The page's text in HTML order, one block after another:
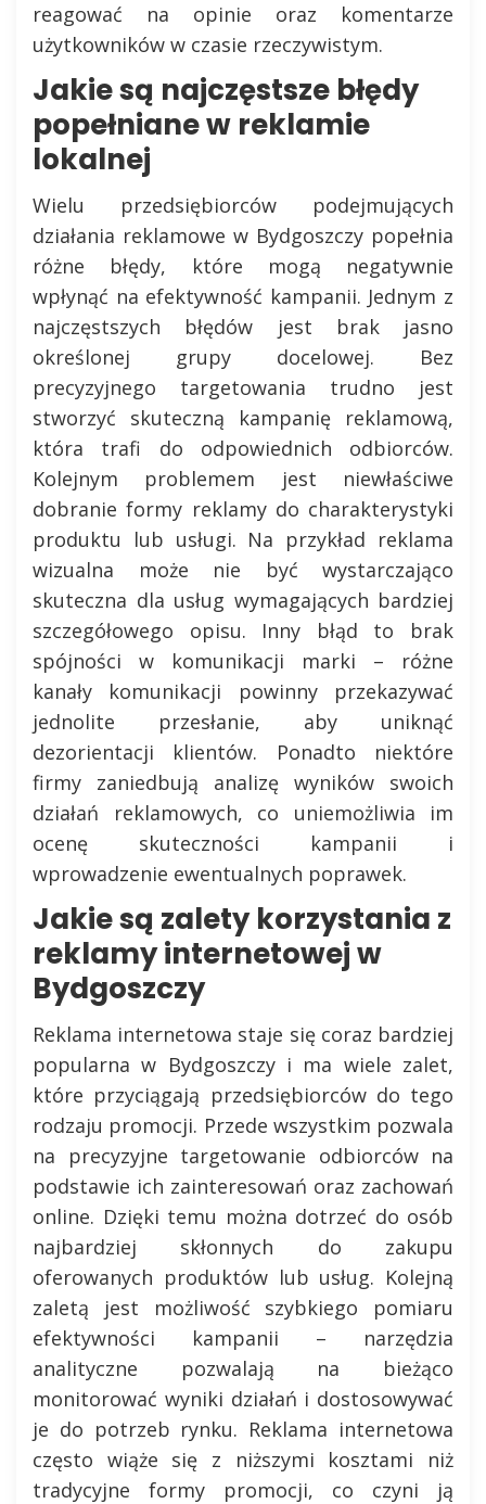
reagować na opinie oraz komentarze
użytkowników w czasie rzeczywistym.
Jakie są najczęstsze błędy
popełniane w reklamie
lokalnej
Wielu przedsiębiorców podejmujących
działania reklamowe w Bydgoszczy popełnia
różne błędy, które mogą negatywnie
wpłynąć na efektywność kampanii. Jednym z
najczęstszych błędów jest brak jasno
określonej grupy docelowej. Bez
precyzyjnego targetowania trudno jest
stworzyć skuteczną kampanię reklamową,
która trafi do odpowiednich odbiorców.
Kolejnym problemem jest niewłaściwe
dobranie formy reklamy do charakterystyki
produktu lub usługi. Na przykład reklama
wizualna może nie być wystarczająco
skuteczna dla usług wymagających bardziej
szczegółowego opisu. Inny błąd to brak
spójności w komunikacji marki – różne
kanały komunikacji powinny przekazywać
jednolite przesłanie, aby uniknąć
dezorientacji klientów. Ponadto niektóre
firmy zaniedbują analizę wyników swoich
działań reklamowych, co uniemożliwia im
ocenę skuteczności kampanii i
wprowadzenie ewentualnych poprawek.
Jakie są zalety korzystania z
reklamy internetowej w
Bydgoszczy
Reklama internetowa staje się coraz bardziej
popularna w Bydgoszczy i ma wiele zalet,
które przyciągają przedsiębiorców do tego
rodzaju promocji. Przede wszystkim pozwala
na precyzyjne targetowanie odbiorców na
podstawie ich zainteresowań oraz zachowań
online. Dzięki temu można dotrzeć do osób
najbardziej skłonnych do zakupu
oferowanych produktów lub usług. Kolejną
zaletą jest możliwość szybkiego pomiaru
efektywności kampanii – narzędzia
analityczne pozwalają na bieżąco
monitorować wyniki działań i dostosowywać
je do potrzeb rynku. Reklama internetowa
często wiąże się z niższymi kosztami niż
tradycyjne formy promocji, co czyni ją